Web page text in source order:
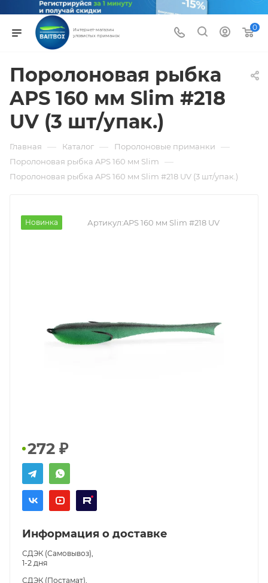
Интернет-магазин
уловистых приманок
0
Поролоновая рыбка
APS 160 мм Slim #218
UV (3 шт/упак.)
Главная — Каталог — Поролоновые приманки —
Поролоновая рыбка APS 160 мм Slim —
Поролоновая рыбка APS 160 мм Slim #218 UV (3 шт/упак.)
Новинка Артикул:APS 160 мм Slim #218 UV
272 ₽
Информация о доставке
СДЭК (Самовывоз),
1-2 дня
СДЭК (Постамат),